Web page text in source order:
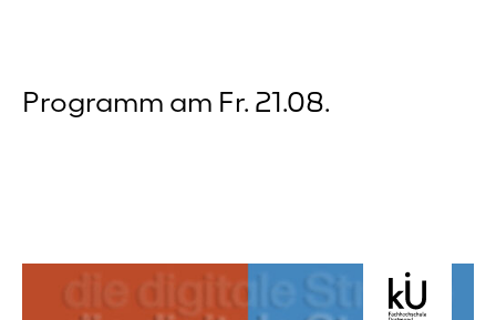
Programm am Fr. 21.08.